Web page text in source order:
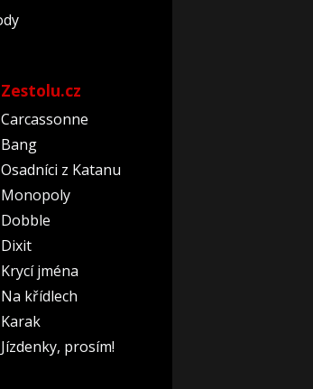
Zestolu.cz
Carcassonne
Bang
Osadníci z Katanu
Monopoly
Dobble
Dixit
Krycí jména
Na křídlech
Karak
Jízdenky, prosím!